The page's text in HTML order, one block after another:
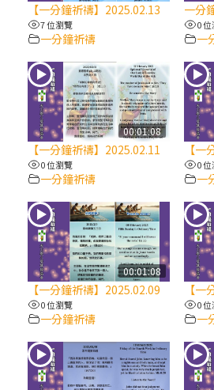
【信仰之旅】第九
樂多」—歐義明神父
(1)黃敏正主教帶你
越的智慧】：聖方
有」
【信仰之旅】第八集
人世」—高樂祈修女
2025/10/10【萬物讚
樂會】紀念聖方濟與
2025/10/10【萬物讚
樂會】紀念聖方濟
2025/10/10【萬物讚
樂會】紀念聖方濟與
【一分鐘祈禱】2025.02.13
7 位瀏覽
一分鐘祈禱
一分
0
一
00:01:08
【一分鐘祈禱】2025.02.11
0 位瀏覽
一分鐘祈禱
【
0
一
00:01:08
【一分鐘祈禱】2025.02.09
0 位瀏覽
一分鐘祈禱
【
0
一